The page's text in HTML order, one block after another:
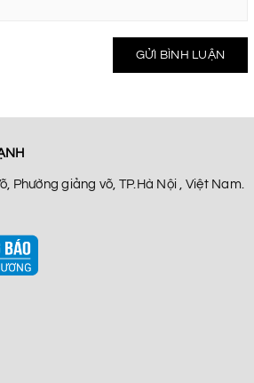
GỬI BÌNH LUẬN
Phường giảng võ, TP.Hà Nội , Việt Nam.